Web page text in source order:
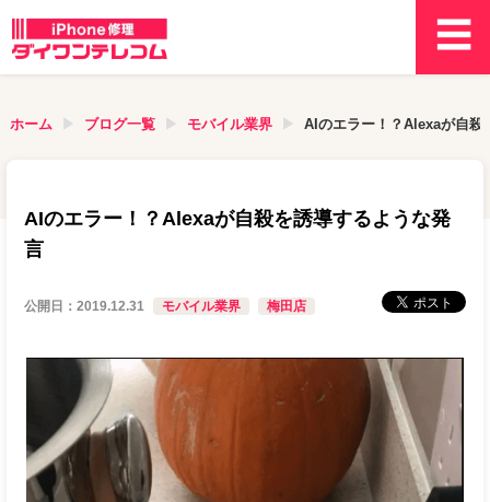
ホーム ブログ一覧 モバイル業界 AIのエラー！？Alexaが自殺
AIのエラー！？Alexaが自殺を誘導するような発
言
公開日：2019.12.31 モバイル業界 梅田店